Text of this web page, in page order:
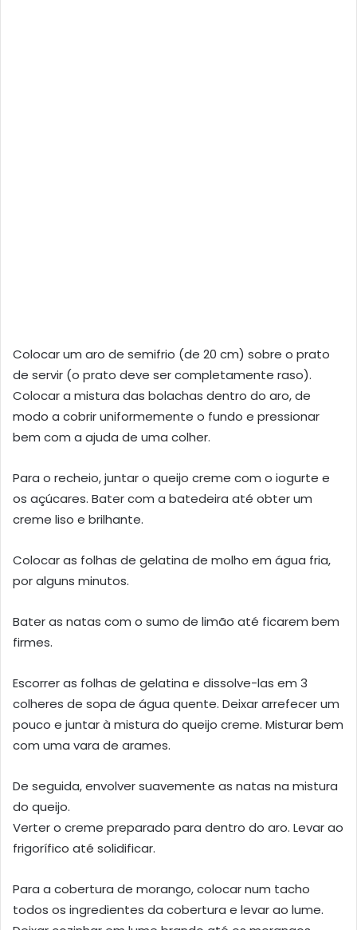
Colocar um aro de semifrio (de 20 cm) sobre o prato
de servir (o prato deve ser completamente raso).
Colocar a mistura das bolachas dentro do aro, de
modo a cobrir uniformemente o fundo e pressionar
bem com a ajuda de uma colher.
Para o recheio, juntar o queijo creme com o iogurte e
os açúcares. Bater com a batedeira até obter um
creme liso e brilhante.
Colocar as folhas de gelatina de molho em água fria,
por alguns minutos.
Bater as natas com o sumo de limão até ficarem bem
firmes.
Escorrer as folhas de gelatina e dissolve-las em 3
colheres de sopa de água quente. Deixar arrefecer um
pouco e juntar à mistura do queijo creme. Misturar bem
com uma vara de arames.
De seguida, envolver suavemente as natas na mistura
do queijo.
Verter o creme preparado para dentro do aro. Levar ao
frigorífico até solidificar.
Para a cobertura de morango, colocar num tacho
todos os ingredientes da cobertura e levar ao lume.